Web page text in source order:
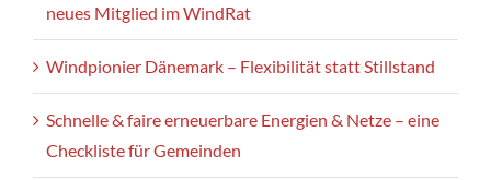
neues Mitglied im WindRat
Windpionier Dänemark – Flexibilität statt Stillstand
Schnelle & faire erneuerbare Energien & Netze – eine
Checkliste für Gemeinden